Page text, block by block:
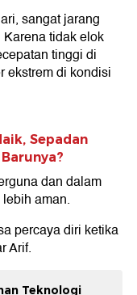
sangat jarang
tidak elok
tinggi di
ekstrem di kondisi
Sepadan
dan dalam
aman.
percaya diri ketika
Arif.
Teknologi